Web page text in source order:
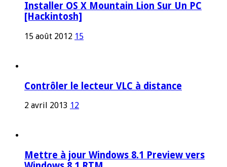
Installer OS X Mountain Lion Sur Un PC
[Hackintosh]
15 août 2012 15
Contrôler le lecteur VLC à distance
2 avril 2013 12
Mettre à jour Windows 8.1 Preview vers